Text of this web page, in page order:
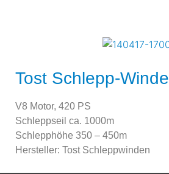
Tost Schlepp-Winde
V8 Motor, 420 PS
Schleppseil ca. 1000m
Schlepphöhe 350 – 450m
Hersteller: Tost Schleppwinden